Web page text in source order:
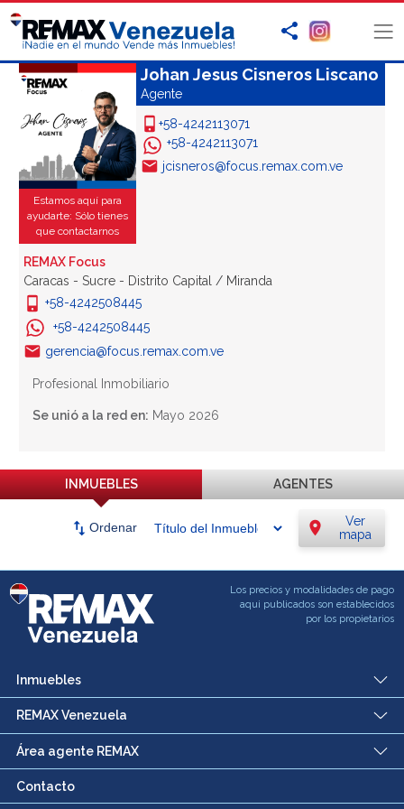
Estamos aquí para
ayudarte: Sólo tienes
que contactarnos
Johan Jesus Cisneros Liscano
Agente
+58-4242113071
+58-4242113071
jcisneros@focus.remax.com.ve
REMAX Focus
Caracas - Sucre - Distrito Capital / Miranda
+58-4242508445
+58-4242508445
gerencia@focus.remax.com.ve
Profesional Inmobiliario
Se unió a la red en: Mayo 2026
INMUEBLES AGENTES
swap_vert Ordenar location_on
Ver
mapa
Los precios y modalidades de pago
aqui publicados son establecidos
por los propietarios
Inmuebles
REMAX Venezuela
Área agente REMAX
Contacto